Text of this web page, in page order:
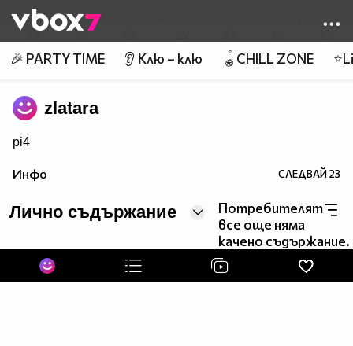
👾
🎉 PARTY TIME 👂 Клю – клю 🪀CHILL ZONE
zlatara
pi4
Инфо СЛЕДВАЙ23
Лично съдържание
Потребителят
все още няма
качено съдържание.